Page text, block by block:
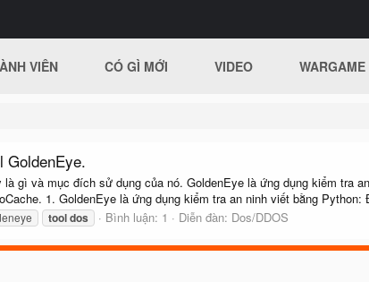
VIÊN CÓ GÌ MỚI VIDEO WARGAME
GoldenEye.
gì và mục đích sử dụng của nó. GoldenEye là ứng dụng kiểm tra
1. GoldenEye là ứng dụng kiểm tra an ninh viết bằng Python:
tooldos Bình luận: 1 Diễn đàn: Dos/DDOS